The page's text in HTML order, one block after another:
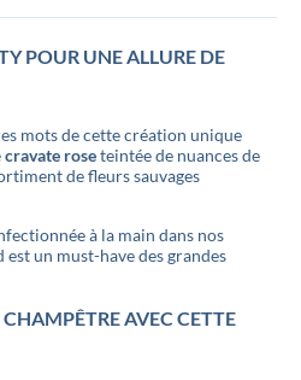
POUR UNE ALLURE DE
mots de cette création unique
cravate roseteintée de nuances de
de fleurs sauvages
à la main dans nos
un must-have des grandes
CHAMPÊTRE AVEC CETTE